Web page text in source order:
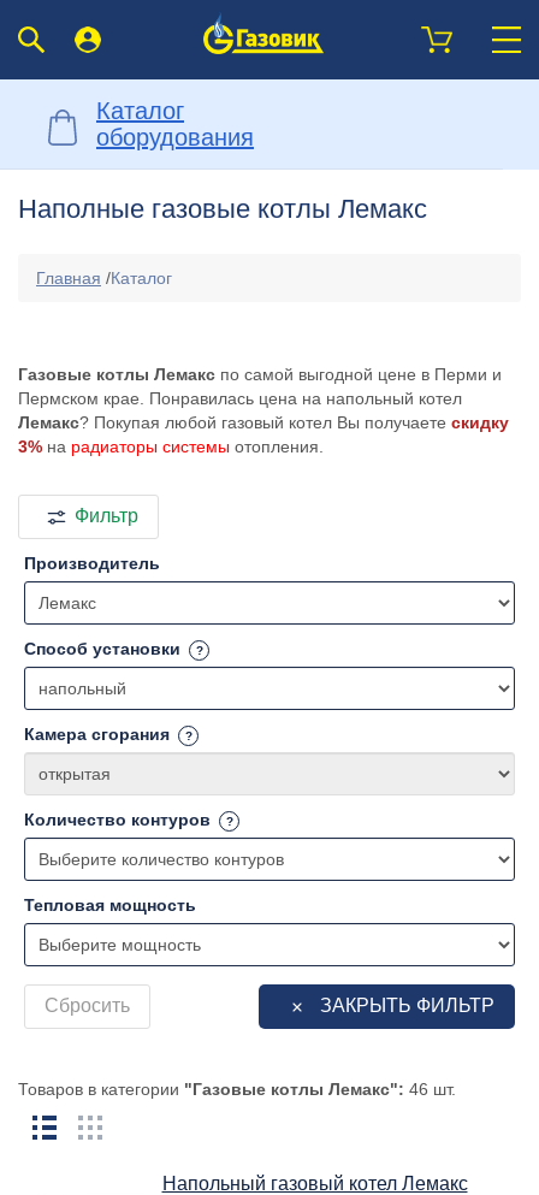
Каталог
оборудования
Наполные газовые котлы Лемакс
Главная /Каталог
Газовые котлы Лемакс по самой выгодной цене в Перми и
Пермском крае. Понравилась цена на напольный котел
Лемакс? Покупая любой газовый котел Вы получаете скидку
3% на радиаторы системы отопления.
Фильтр
Производитель
Способ установки
Камера сгорания
Количество контуров
Тепловая мощность
Сбросить ЗАКРЫТЬ ФИЛЬТР
Товаров в категории "Газовые котлы Лемакс": 46 шт.
Напольный газовый котел Лемакс